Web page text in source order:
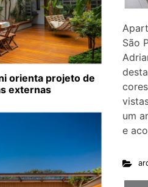
São
um
e
orienta projeto de
externas